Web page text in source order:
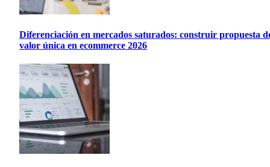
Diferenciación en mercados saturados: construir propuesta
valor única en ecommerce 2026